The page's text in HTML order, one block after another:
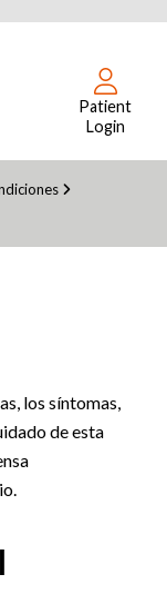
Patient
Login
los síntomas,
de esta